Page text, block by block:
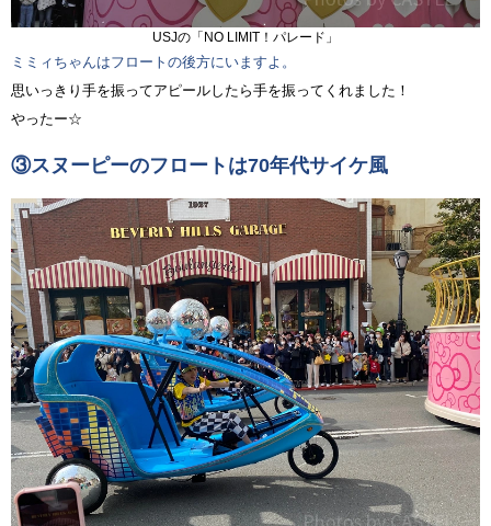
USJの「NO LIMIT！パレード」
ミミィちゃんはフロートの後方にいますよ。
思いっきり手を振ってアピールしたら手を振ってくれました！
やったー☆
③スヌーピーのフロートは70年代サイケ風